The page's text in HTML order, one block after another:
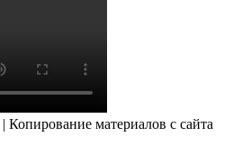
материалов с сайта